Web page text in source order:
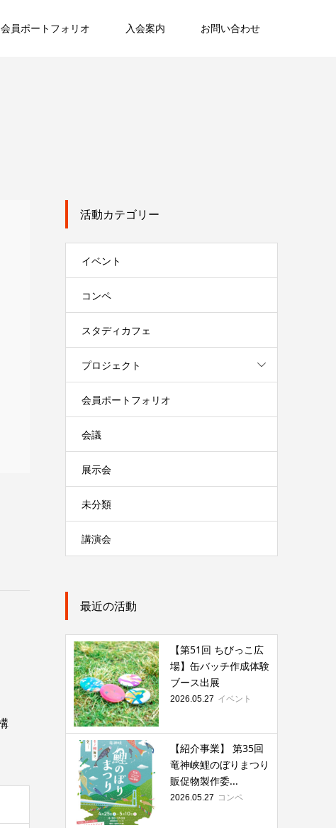
会員ポートフォリオ 入会案内 お問い合わせ
活動カテゴリー
イベント
コンペ
スタディカフェ
プロジェクト
会員ポートフォリオ
会議
展示会
未分類
講演会
最近の活動
【第51回 ちびっこ広
場】缶バッチ作成体験
ブース出展
2026.05.27 イベント
【紹介事業】 第35回
竜神峡鯉のぼりまつり
販促物製作委...
2026.05.27 コンペ